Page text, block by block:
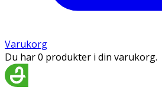
Varukorg
Du har 0 produkter i din varukorg.